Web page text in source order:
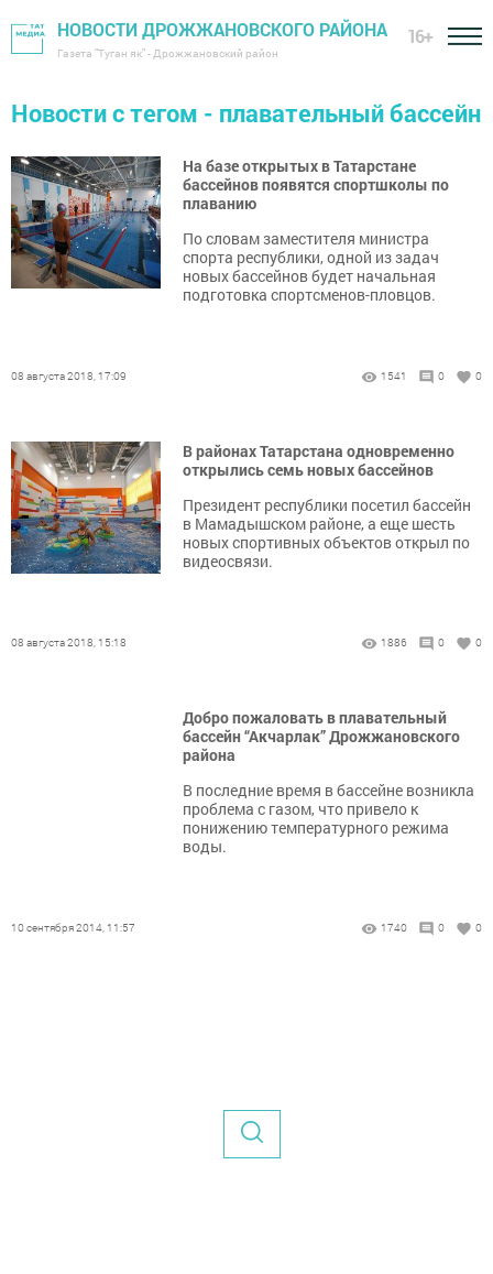
НОВОСТИ ДРОЖЖАНОВСКОГО РАЙОНА
Газета "Туган як" - Дрожжановский район
16+
Новости с тегом - плавательный бассейн
На базе открытых в Татарстане
бассейнов появятся спортшколы по
плаванию
По словам заместителя министра
спорта республики, одной из задач
новых бассейнов будет начальная
подготовка спортсменов-пловцов.
08 августа 2018, 17:09 1541 0 0
В районах Татарстана одновременно
открылись семь новых бассейнов
Президент республики посетил бассейн
в Мамадышском районе, а еще шесть
новых спортивных объектов открыл по
видеосвязи.
08 августа 2018, 15:18 1886 0 0
Добро пожаловать в плавательный
бассейн “Акчарлак” Дрожжановского
района
В последние время в бассейне возникла
проблема с газом, что привело к
понижению температурного режима
воды.
10 сентября 2014, 11:57 1740 0 0